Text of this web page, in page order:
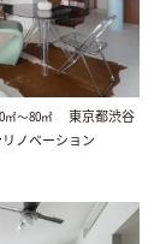
㎡〜80㎡
東京都渋谷
ノベーション